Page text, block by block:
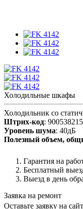
Холодильные шкафы
Холодильник со
Штрих-код:
Уровень шума: 40дБ
Полезный объем,
Гарантия на
Бесплатный
Выезд в день
Заявка на ремонт
Оставьте заявку на